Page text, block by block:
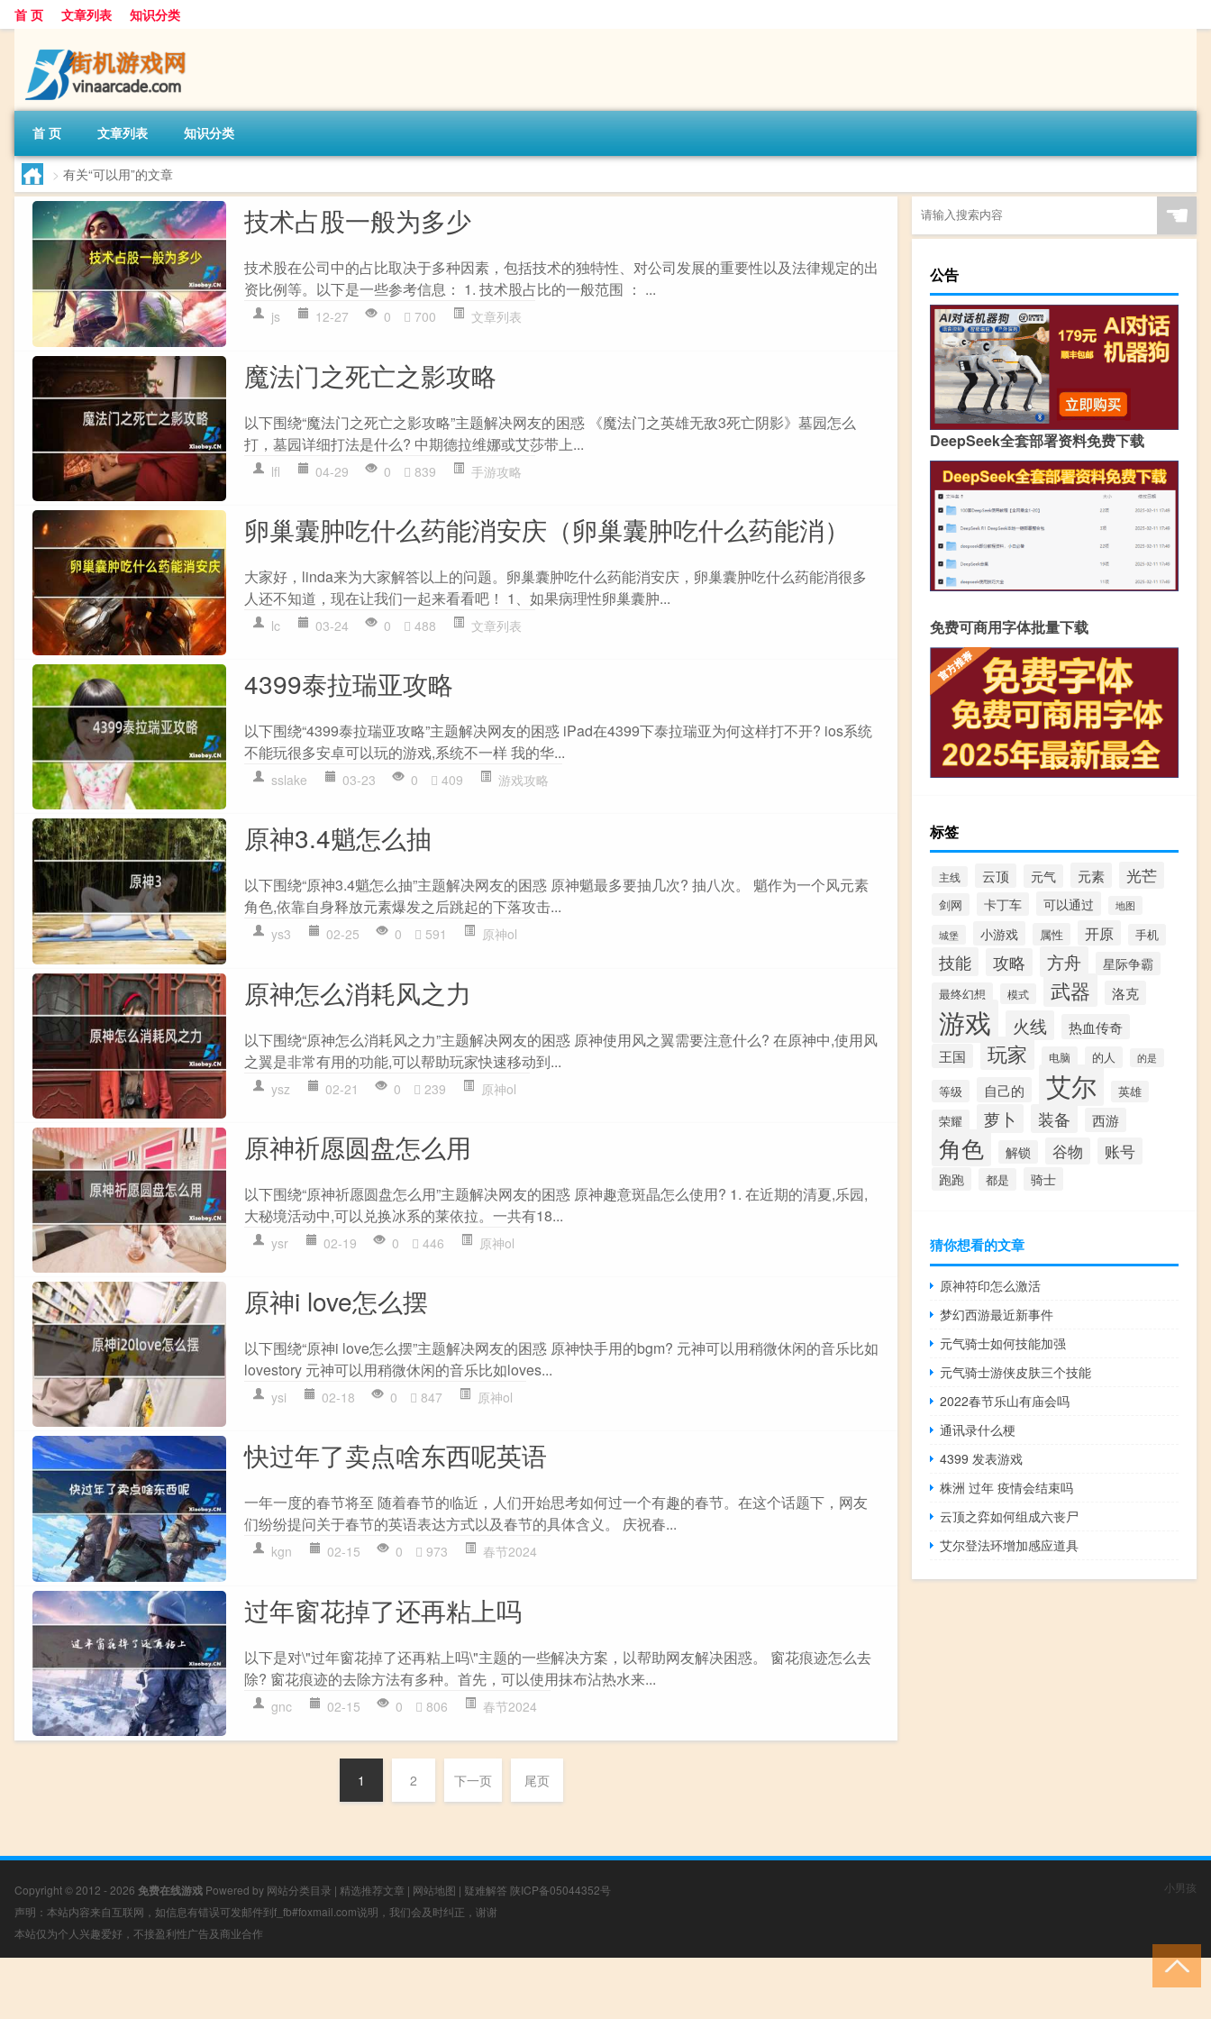
首 页 文章列表 知识分类
首 页 文章列表 知识分类
> 有关“可以用”的文章
技术占股一般为多少
技术股在公司中的占比取决于多种因素，包括技术的独特性、对公司发展的重要性以及法律规定的出
资比例等。以下是一些参考信息： 1. 技术股占比的一般范围 ： ...
js 12-27 0 700 文章列表
魔法门之死亡之影攻略
以下围绕“魔法门之死亡之影攻略”主题解决网友的困惑 《魔法门之英雄无敌3死亡阴影》墓园怎么
打，墓园详细打法是什么? 中期德拉维娜或艾莎带上...
lfl 04-29 0 839 手游攻略
卵巢囊肿吃什么药能消安庆（卵巢囊肿吃什么药能消）
大家好，linda来为大家解答以上的问题。卵巢囊肿吃什么药能消安庆，卵巢囊肿吃什么药能消很多
人还不知道，现在让我们一起来看看吧！ 1、如果病理性卵巢囊肿...
lc 03-24 0 488 文章列表
4399泰拉瑞亚攻略
以下围绕“4399泰拉瑞亚攻略”主题解决网友的困惑 iPad在4399下泰拉瑞亚为何这样打不开? ios系统
不能玩很多安卓可以玩的游戏,系统不一样 我的华...
sslake 03-23 0 409 游戏攻略
原神3.4魈怎么抽
以下围绕“原神3.4魈怎么抽”主题解决网友的困惑 原神魈最多要抽几次? 抽八次。 魈作为一个风元素
角色,依靠自身释放元素爆发之后跳起的下落攻击...
ys3 02-25 0 591 原神ol
原神怎么消耗风之力
以下围绕“原神怎么消耗风之力”主题解决网友的困惑 原神使用风之翼需要注意什么? 在原神中,使用风
之翼是非常有用的功能,可以帮助玩家快速移动到...
ysz 02-21 0 239 原神ol
原神祈愿圆盘怎么用
以下围绕“原神祈愿圆盘怎么用”主题解决网友的困惑 原神趣意斑晶怎么使用? 1. 在近期的清夏,乐园,
大秘境活动中,可以兑换冰系的莱依拉。一共有18...
ysr 02-19 0 446 原神ol
原神i love怎么摆
以下围绕“原神i love怎么摆”主题解决网友的困惑 原神快手用的bgm? 元神可以用稍微休闲的音乐比如
lovestory 元神可以用稍微休闲的音乐比如loves...
ysi 02-18 0 847 原神ol
快过年了卖点啥东西呢英语
一年一度的春节将至 随着春节的临近，人们开始思考如何过一个有趣的春节。在这个话题下，网友
们纷纷提问关于春节的英语表达方式以及春节的具体含义。 庆祝春...
kgn 02-15 0 973 春节2024
过年窗花掉了还再粘上吗
以下是对\"过年窗花掉了还再粘上吗\"主题的一些解决方案，以帮助网友解决困惑。 窗花痕迹怎么去
除? 窗花痕迹的去除方法有多种。首先，可以使用抹布沾热水来...
gnc 02-15 0 806 春节2024
1 2 下一页 尾页
☚
公告
DeepSeek全套部署资料免费下载
免费可商用字体批量下载
标签
主线 云顶 元气 元素 光芒
剑网 卡丁车 可以通过 地图
城堡 小游戏 属性 开原 手机
技能 攻略 方舟 星际争霸
最终幻想 模式 武器 洛克
游戏 火线 热血传奇
王国 玩家 电脑 的人 的是
等级 自己的 艾尔 英雄
荣耀 萝卜 装备 西游
角色 解锁 谷物 账号
跑跑 都是 骑士
猜你想看的文章
原神符印怎么激活
梦幻西游最近新事件
元气骑士如何技能加强
元气骑士游侠皮肤三个技能
2022春节乐山有庙会吗
通讯录什么梗
4399 发表游戏
株洲 过年 疫情会结束吗
云顶之弈如何组成六丧尸
艾尔登法环增加感应道具
Copyright © 2012 - 2026 免费在线游戏 Powered by 网站分类目录 | 精选推荐文章 | 网站地图 | 疑难解答 陕ICP备05044352号
声明：本站内容来自互联网，如信息有错误可发邮件到f_fb#foxmail.com说明，我们会及时纠正，谢谢
本站仅为个人兴趣爱好，不接盈利性广告及商业合作
小男孩